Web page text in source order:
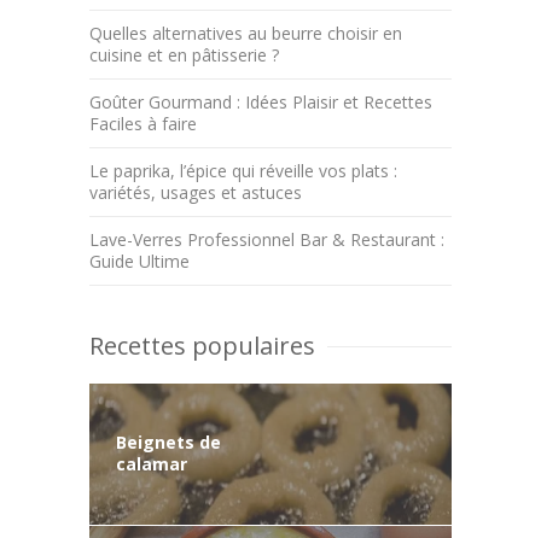
Quelles alternatives au beurre choisir en
cuisine et en pâtisserie ?
Goûter Gourmand : Idées Plaisir et Recettes
Faciles à faire
Le paprika, l’épice qui réveille vos plats :
variétés, usages et astuces
Lave-Verres Professionnel Bar & Restaurant :
Guide Ultime
Recettes populaires
Beignets de
calamar